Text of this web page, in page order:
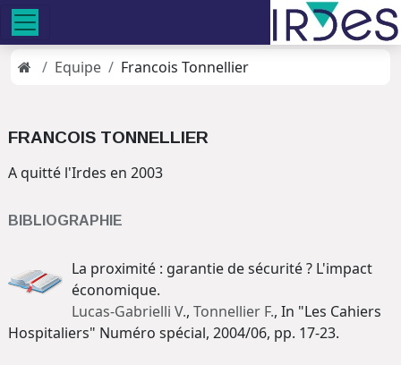
Equipe Francois Tonnellier
FRANCOIS TONNELLIER
A quitté l'Irdes en 2003
BIBLIOGRAPHIE
La proximité : garantie de sécurité ? L'impact
économique.
Lucas-Gabrielli V., Tonnellier F., In "Les Cahiers
Hospitaliers" Numéro spécial, 2004/06, pp. 17-23.